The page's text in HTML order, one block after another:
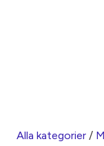
Alla kategorier /